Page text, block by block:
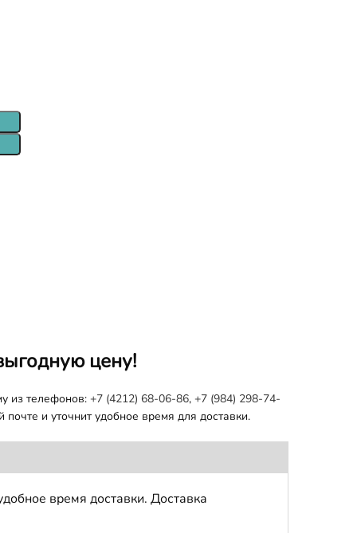
цену!
из телефонов: +7 (4212) 68-06-86, +7 (984) 298-74-
и уточнит удобное время для доставки.
время доставки. Доставка